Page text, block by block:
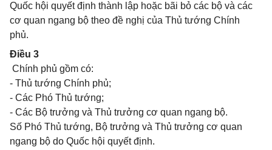
Quốc hội quyết định thành lập hoặc bãi bỏ các bộ và các
cơ quan ngang bộ theo đề nghị của Thủ tướng Chính
phủ.
Điều 3
Chính phủ gồm có:
- Thủ tướng Chính phủ;
- Các Phó Thủ tướng;
- Các Bộ trưởng và Thủ trưởng cơ quan ngang bộ.
Số Phó Thủ tướng, Bộ trưởng và Thủ trưởng cơ quan
ngang bộ do Quốc hội quyết định.